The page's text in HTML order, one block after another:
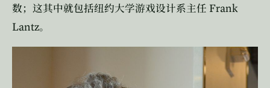
数；这其中就包括纽约大学游戏设计系主任 Frank
Lantz。